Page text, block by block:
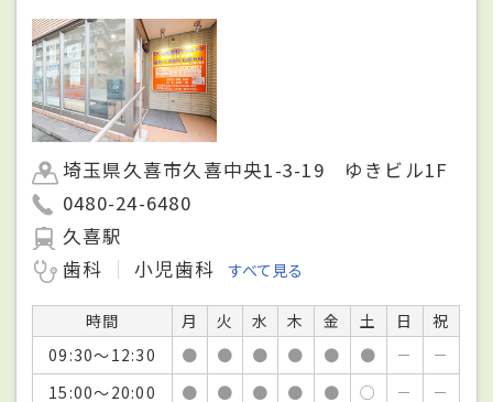
埼玉県久喜市久喜中央1-3-19 ゆきビル1F
0480-24-6480
久喜駅
歯科
小児歯科 すべて見る
時間 月 火 水 木 金 土 日
祝
09:30～12:30
● ● ● ● ● ● －
－
15:00～20:00
● ● ● ● ● ○ －
－